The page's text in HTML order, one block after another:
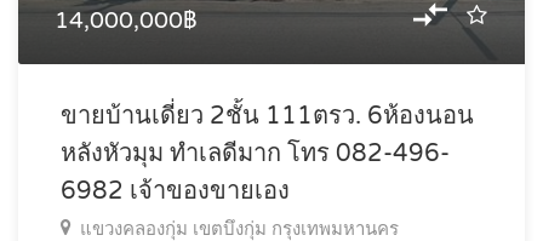
14,000,000฿
ขายบ้านเดี่ยว 2ชั้น 111ตรว. 6ห้องนอน
หลังหัวมุม ทำเลดีมาก โทร 082-496-
6982 เจ้าของขายเอง
แขวงคลองกุ่ม เขตบึงกุ่ม กรุงเทพมหานคร